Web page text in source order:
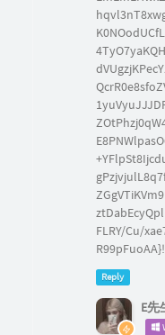
FLRY/Cu/
Reply
E先